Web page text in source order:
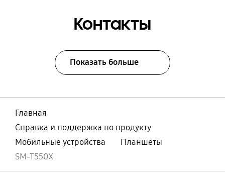
Контакты
Показать больше
Главная
Справка и поддержка по продукту
Мобильные устройства
Планшеты
SM-T550X